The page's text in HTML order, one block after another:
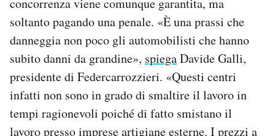
concorrenza viene comunque garantita, ma
soltanto pagando una penale. «È una prassi che
danneggia non poco gli automobilisti che hanno
subito danni da grandine», spiegaDavide Galli,
presidente di Federcarrozzieri. «Questi centri
infatti non sono in grado di smaltire il lavoro in
tempi ragionevoli poiché di fatto smistano il
lavoro presso imprese artigiane esterne. I prezzi a